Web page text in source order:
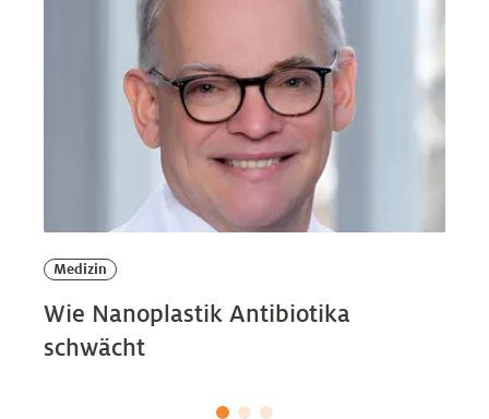
Medizin
Wie Nanoplastik Antibiotika
schwächt